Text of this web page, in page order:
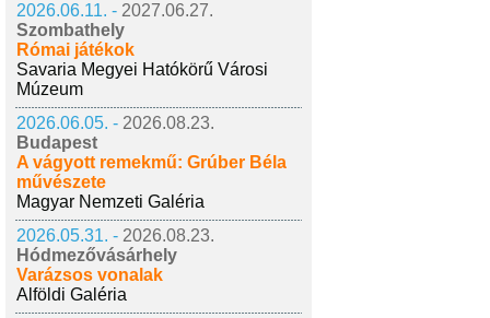
2026.06.11. - 2027.06.27.
Szombathely
Római játékok
Savaria Megyei Hatókörű Városi
Múzeum
2026.06.05. - 2026.08.23.
Budapest
A vágyott remekmű: Grúber Béla
művészete
Magyar Nemzeti Galéria
2026.05.31. - 2026.08.23.
Hódmezővásárhely
Varázsos vonalak
Alföldi Galéria